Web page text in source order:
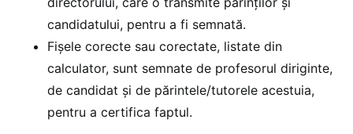
candidatului, pentru a fi semnată.
Fişele corecte sau corectate, listate din
calculator, sunt semnate de profesorul diriginte,
de candidat şi de părintele/tutorele acestuia,
pentru a certifica faptul.